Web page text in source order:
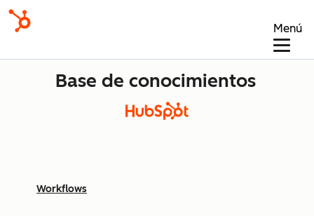
Menú
Base de conocimientos
Workflows